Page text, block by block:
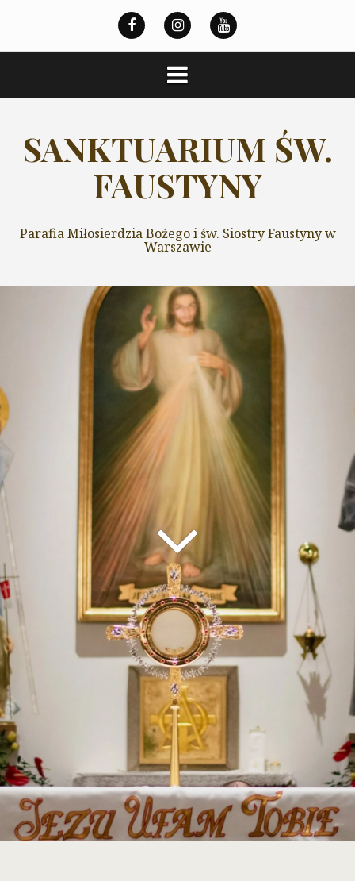
treści
SANKTUARIUM ŚW.
FAUSTYNY
Parafia Miłosierdzia Bożego i św. Siostry Faustyny w
Warszawie